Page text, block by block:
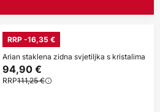
RRP -16,35 €
Arian staklena zidna svjetiljka s kristalima
94,90 €
RRP111,25 €